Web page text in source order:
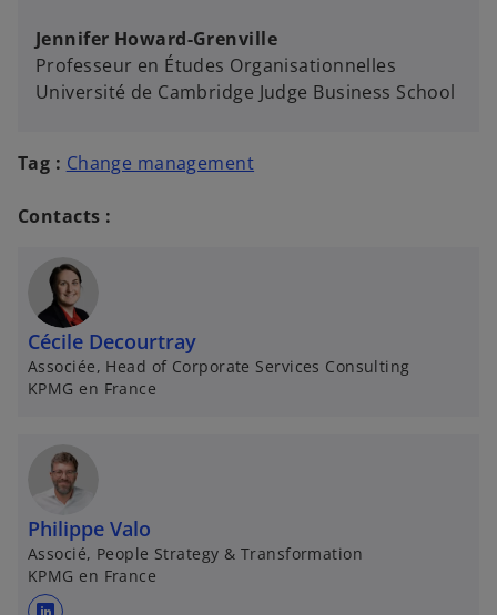
Jennifer Howard-Grenville
Professeur en Études Organisationnelles
Université de Cambridge Judge Business School
Tag : Change management
Contacts :
Cécile Decourtray
Associée, Head of Corporate Services Consulting
KPMG en France
Philippe Valo
Associé, People Strategy & Transformation
KPMG en France